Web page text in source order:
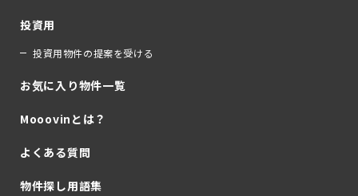
投資用
投資用物件の提案を受ける
お気に入り物件一覧
Mooovinとは？
よくある質問
物件探し用語集